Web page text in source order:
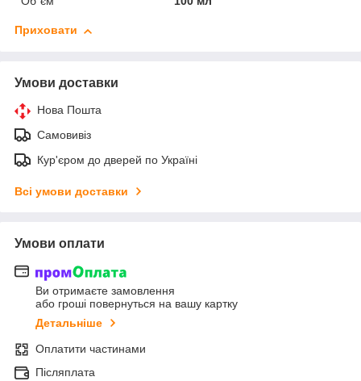
Приховати
Умови доставки
Нова Пошта
Самовивіз
Кур'єром до дверей по Україні
Всі умови доставки
Умови оплати
Ви отримаєте замовлення
або гроші повернуться на вашу картку
Детальніше
Оплатити частинами
Післяплата